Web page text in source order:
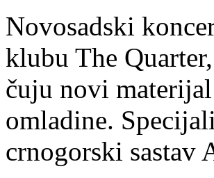
Novosadski
klubu The
čuju novi
omladine.
crnogorski sastav